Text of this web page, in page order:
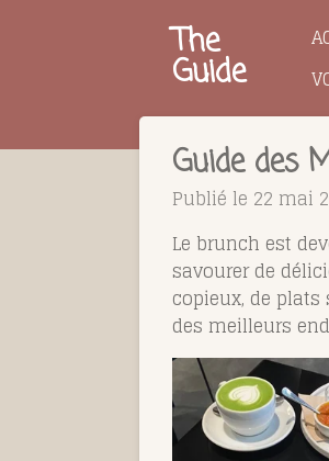
The
Guide
Guide des
Publié le 22 mai
Le brunch est
savourer de
copieux, de
des meilleurs